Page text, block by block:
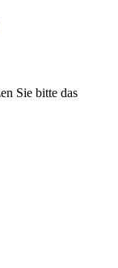
Sie bitte das